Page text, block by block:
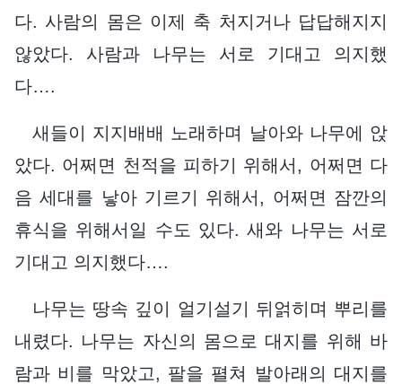
다. 사람의 몸은 이제 축 처지거나 답답해지지
않았다. 사람과 나무는 서로 기대고 의지했
다….
새들이 지지배배 노래하며 날아와 나무에 앉
았다. 어쩌면 천적을 피하기 위해서, 어쩌면 다
음 세대를 낳아 기르기 위해서, 어쩌면 잠깐의
휴식을 위해서일 수도 있다. 새와 나무는 서로
기대고 의지했다….
나무는 땅속 깊이 얼기설기 뒤얽히며 뿌리를
내렸다. 나무는 자신의 몸으로 대지를 위해 바
람과 비를 막았고, 팔을 펼쳐 발아래의 대지를